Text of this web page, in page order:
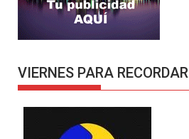
VIERNES PARA RECORDAR